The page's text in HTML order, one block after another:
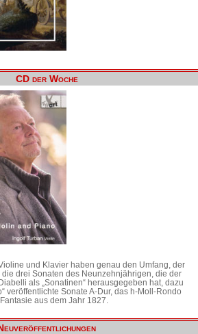
CD der Woche
und Klavier haben genau den Umfang, der
drei Sonaten des Neunzehnjährigen, die der
als „Sonatinen“ herausgegeben hat, dazu
veröffentlichte Sonate A-Dur, das h-Moll-Rondo
aus dem Jahr 1827.